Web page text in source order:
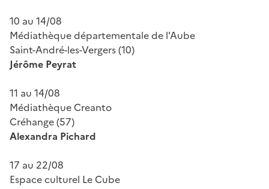
10 au 14/08
Médiathèque départementale de l'Aube
Saint-André-les-Vergers (10)
Jérôme Peyrat
11 au 14/08
Médiathèque Creanto
Créhange (57)
Alexandra Pichard
17 au 22/08
Espace culturel Le Cube